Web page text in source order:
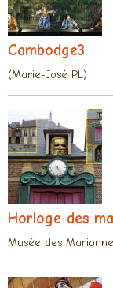
Cambodge3
(Marie-José PL)
Horloge des
Musée des